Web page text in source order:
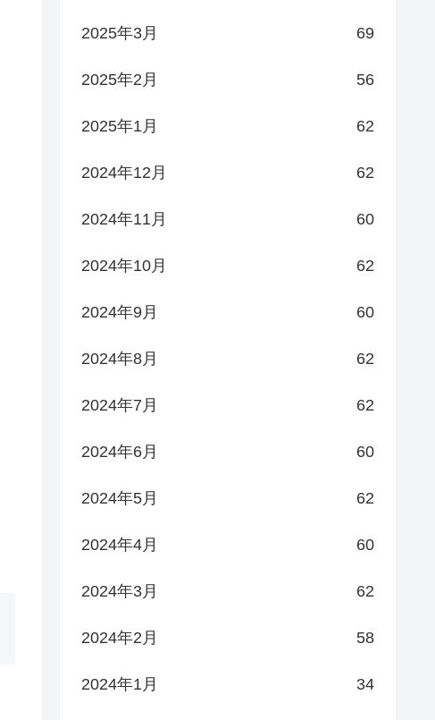
2025年3月 69
2025年2月 56
2025年1月 62
2024年12月 62
2024年11月 60
2024年10月 62
2024年9月 60
2024年8月 62
2024年7月 62
2024年6月 60
2024年5月 62
2024年4月 60
2024年3月 62
2024年2月 58
2024年1月 34